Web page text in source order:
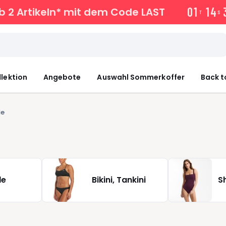
2 Artikeln* mit dem Code LAST 01 T 14 S
Angebote Auswahl Sommerkoffer Back
Bikini, Tankini